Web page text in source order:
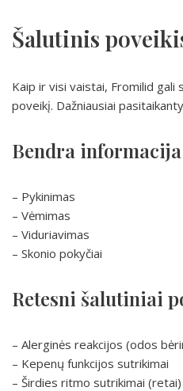
Šalutinis
Kaip ir visi vaistai, Fromilid gali
poveikį. Dažniausiai
Bendra informacija
– Pykinimas
– Vėmimas
– Viduriavimas
– Skonio pokyčiai
Retesni šalutiniai
– Alerginės reakcijos (odos
– Kepenų funkcijos sutrikimai
– Širdies ritmo sutrikimai (retai)